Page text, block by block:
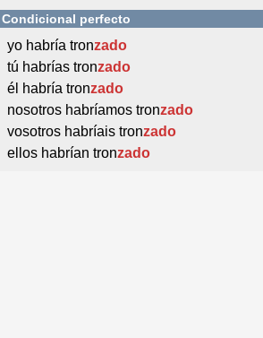
Condicional perfecto
yo habría tronzado
tú habrías tronzado
él habría tronzado
nosotros habríamos tronzado
vosotros habríais tronzado
ellos habrían tronzado